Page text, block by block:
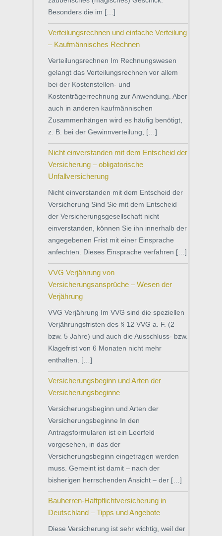
Besonders die im […]
Verteilungsrechnen und einfache Verteilung
– Kaufmännisches Rechnen
Verteilungsrechnen Im Rechnungswesen
gelangt das Verteilungsrechnen vor allem
bei der Kostenstellen- und
Kostenträgerrechnung zur Anwendung. Aber
auch in anderen kaufmännischen
Zusammenhängen wird es häufig benötigt,
z. B. bei der Gewinnverteilung, […]
Nicht einverstanden mit dem Entscheid der
Versicherung – obligatorische
Unfallversicherung
Nicht einverstanden mit dem Entscheid der
Versicherung Sind Sie mit dem Entscheid
der Versicherungsgesellschaft nicht
einverstanden, können Sie ihn innerhalb der
angegebenen Frist mit einer Einsprache
anfechten. Dieses Einsprache verfahren […]
VVG Verjährung von
Versicherungsansprüche – Wesen der
Verjährung
VVG Verjährung Im VVG sind die speziellen
Verjährungsfristen des § 12 VVG a. F. (2
bzw. 5 Jahre) und auch die Ausschluss- bzw.
Klagefrist von 6 Monaten nicht mehr
enthalten. […]
Versicherungsbeginn und Arten der
Versicherungsbeginne
Versicherungsbeginn und Arten der
Versicherungsbeginne In den
Antragsformularen ist ein Leerfeld
vorgesehen, in das der
Versicherungsbeginn eingetragen werden
muss. Gemeint ist damit – nach der
bisherigen herrschenden Ansicht – der […]
Bauherren-Haftpflichtversicherung in
Deutschland – Tipps und Angebote
Diese Versicherung ist sehr wichtig, weil der